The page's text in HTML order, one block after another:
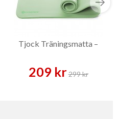
Tjock Träningsmatta –
209 kr299 kr